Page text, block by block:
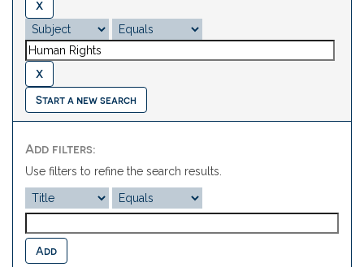
Start a new search
Add filters:
Use filters to refine the search results.